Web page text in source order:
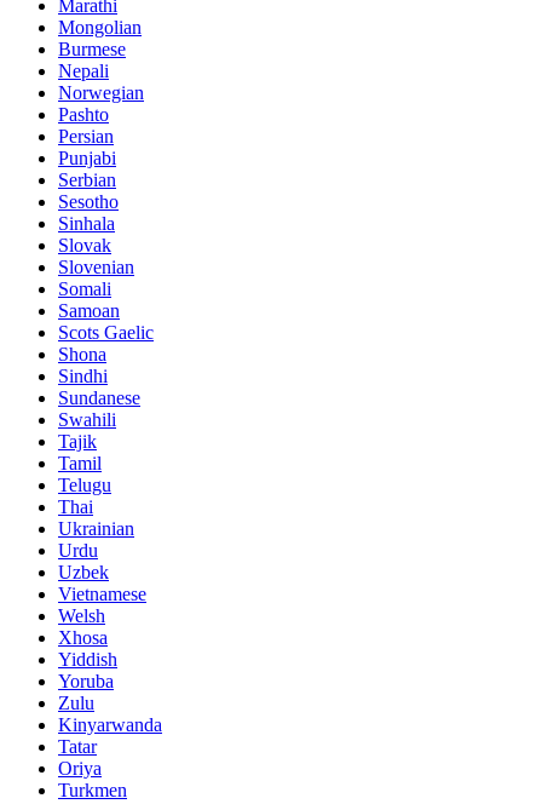
Marathi
Mongolian
Burmese
Nepali
Norwegian
Pashto
Persian
Punjabi
Serbian
Sesotho
Sinhala
Slovak
Slovenian
Somali
Samoan
Scots Gaelic
Shona
Sindhi
Sundanese
Swahili
Tajik
Tamil
Telugu
Thai
Ukrainian
Urdu
Uzbek
Vietnamese
Welsh
Xhosa
Yiddish
Yoruba
Zulu
Kinyarwanda
Tatar
Oriya
Turkmen